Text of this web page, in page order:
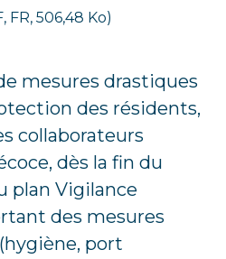
FR, 506,48 Ko)
mesures drastiques
des résidents,
collaborateurs
dès la fin du
plan Vigilance
des mesures
port